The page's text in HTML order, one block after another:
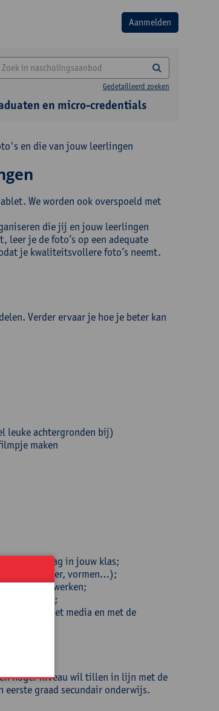
Gedetailleerd zoeken
en micro-credentials
en die van jouw leerlingen
We worden ook overspoeld met
die jij en jouw leerlingen
leer je de foto’s op een adequate
je kwaliteitsvollere foto’s neemt.
Verder ervaar je hoe je beter kan
leuke achtergronden bij)
maken
aan de slag in jouw klas;
(tekst, filter, vormen…);
en te verwerken;
anderen;
omgang met media en met de
hoger niveau wil tillen in lijn met de
graad secundair onderwijs.